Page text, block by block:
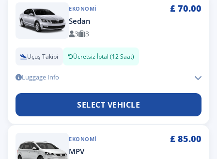
EKONOMI £ 70.00
Sedan
3 3
Uçuş Takibi Ücretsiz İptal (12 Saat)
Luggage Info
SELECT VEHICLE
EKONOMI £ 85.00
MPV